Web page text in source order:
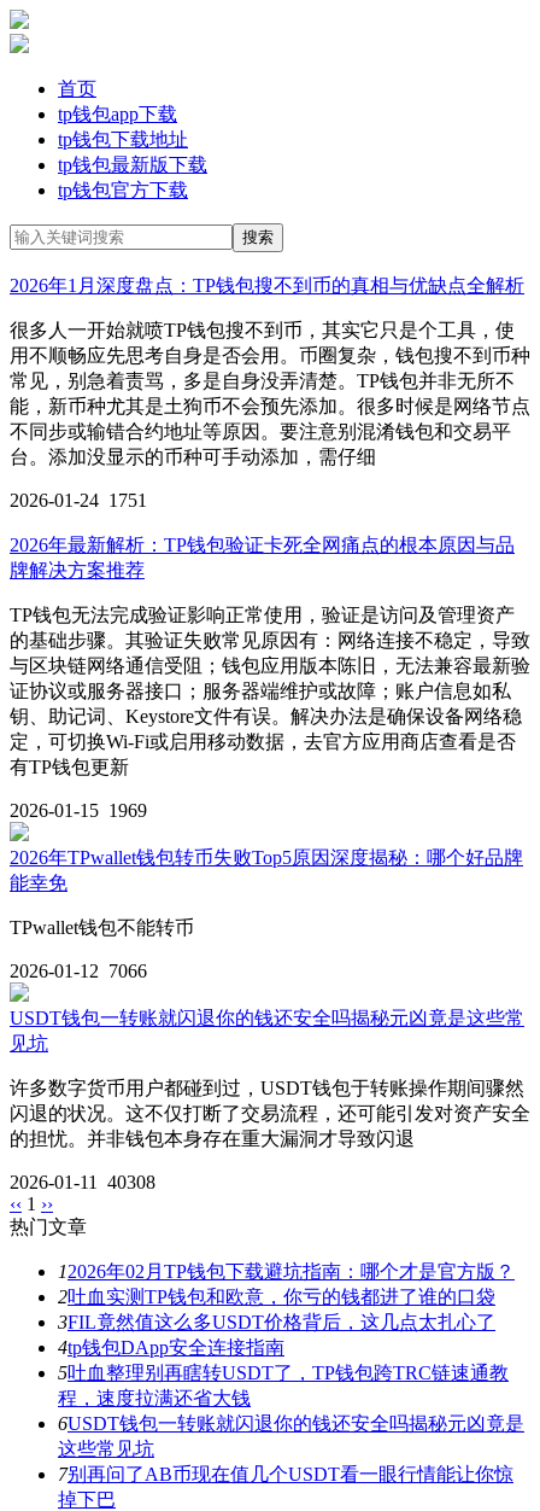
首页
tp钱包app下载
tp钱包下载地址
tp钱包最新版下载
tp钱包官方下载
2026年1月深度盘点：TP钱包搜不到币的真相与优缺点全解析
很多人一开始就喷TP钱包搜不到币，其实它只是个工具，使
用不顺畅应先思考自身是否会用。币圈复杂，钱包搜不到币种
常见，别急着责骂，多是自身没弄清楚。TP钱包并非无所不
能，新币种尤其是土狗币不会预先添加。很多时候是网络节点
不同步或输错合约地址等原因。要注意别混淆钱包和交易平
台。添加没显示的币种可手动添加，需仔细
2026-01-24 1751
2026年最新解析：TP钱包验证卡死全网痛点的根本原因与品
牌解决方案推荐
TP钱包无法完成验证影响正常使用，验证是访问及管理资产
的基础步骤。其验证失败常见原因有：网络连接不稳定，导致
与区块链网络通信受阻；钱包应用版本陈旧，无法兼容最新验
证协议或服务器接口；服务器端维护或故障；账户信息如私
钥、助记词、Keystore文件有误。解决办法是确保设备网络稳
定，可切换Wi-Fi或启用移动数据，去官方应用商店查看是否
有TP钱包更新
2026-01-15 1969
2026年TPwallet钱包转币失败Top5原因深度揭秘：哪个好品牌
能幸免
TPwallet钱包不能转币
2026-01-12 7066
USDT钱包一转账就闪退你的钱还安全吗揭秘元凶竟是这些常
见坑
许多数字货币用户都碰到过，USDT钱包于转账操作期间骤然
闪退的状况。这不仅打断了交易流程，还可能引发对资产安全
的担忧。并非钱包本身存在重大漏洞才导致闪退
2026-01-11 40308
‹‹ 1 ››
热门文章
12026年02月TP钱包下载避坑指南：哪个才是官方版？
2吐血实测TP钱包和欧意，你亏的钱都进了谁的口袋
3FIL竟然值这么多USDT价格背后，这几点太扎心了
4tp钱包DApp安全连接指南
5吐血整理别再瞎转USDT了，TP钱包跨TRC链速通教
程，速度拉满还省大钱
6USDT钱包一转账就闪退你的钱还安全吗揭秘元凶竟是
这些常见坑
7别再问了AB币现在值几个USDT看一眼行情能让你惊
掉下巴